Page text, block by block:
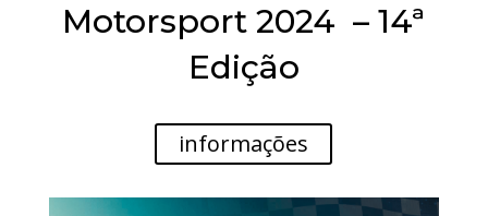
Motorsport 2024 – 14ª
Edição
informações